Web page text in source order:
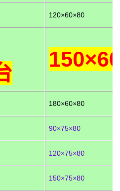
120×60×80
180×60×80
90×75×80
120×75×80
150×75×80